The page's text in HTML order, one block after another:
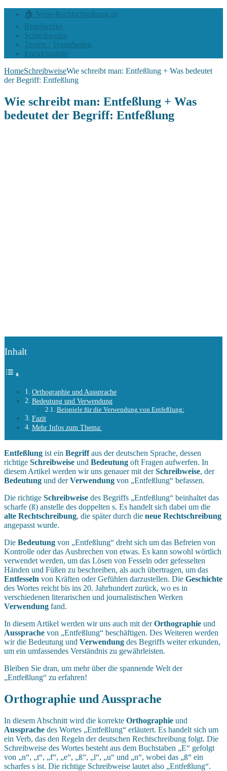
🏠 Neue-Rechtschreibung.de
Regelwerke
Schreibweise
Texten / Textarbeiten
Enzyklopädie
HomeSchreibweiseWie schreibt man: Entfeßlung + Was bedeutet
der Begriff: Entfeßlung
Wie schreibt man: Entfeßlung + Was
bedeutet der Begriff: Entfeßlung
Inhalt
Orthographie und Aussprache
Bedeutung und Verwendung
Beispiele für die Verwendung von Entfeßlung:
Fazit
Mehr Infos zum Thema:
Entfeßlung ist ein Begriffaus der deutschen Sprache, dessen
richtige Schreibweise und Bedeutung oft Fragen aufwerfen. In
diesem Artikel werden wir uns genauer mit derSchreibweise, der
Bedeutung und derVerwendung von „Entfeßlung“ befassen.
Die richtige Schreibweise des Begriffs „Entfeßlung“ beinhaltet das
scharfe (ß) anstelle des doppelten s. Es handelt sich dabei um die
alte Rechtschreibung, die später durch die neue Rechtschreibung
angepasst wurde.
Die Bedeutung von „Entfeßlung“ dreht sich um das Befreien von
Kontrolle oder das Ausbrechen von etwas. Es kann sowohl wörtlich
verwendet werden, um das Lösen von Fesseln oder gefesselten
Händen und Füßen zu beschreiben, als auch übertragen, um das
Entfesseln von Kräften oder Gefühlen darzustellen. Die Geschichte
des Wortes reicht bis ins 20. Jahrhundert zurück, wo es in
verschiedenen literarischen und journalistischen Werken
Verwendung fand.
In diesem Artikel werden wir uns auch mit derOrthographie und
Aussprache von „Entfeßlung“ beschäftigen. Des Weiteren werden
wir die Bedeutung und Verwendung des Begriffs weiter erkunden,
um ein umfassendes Verständnis zu gewährleisten.
Bleiben Sie dran, um mehr über die spannende Welt der
„Entfeßlung“ zu erfahren!
Orthographie und Aussprache
In diesem Abschnitt wird die korrekte Orthographie und
Aussprache des Wortes „Entfeßlung“ erläutert. Es handelt sich um
ein Verb, das den Regeln der deutschen Rechtschreibung folgt. Die
Schreibweise des Wortes besteht aus dem Buchstaben „E“ gefolgt
von „n“, „t“, „f“, „e“, „ß“, „l“, „u“ und „n“, wobei das „ß“ ein
scharfes s ist. Die richtige Schreibweise lautet also „Entfeßlung“.